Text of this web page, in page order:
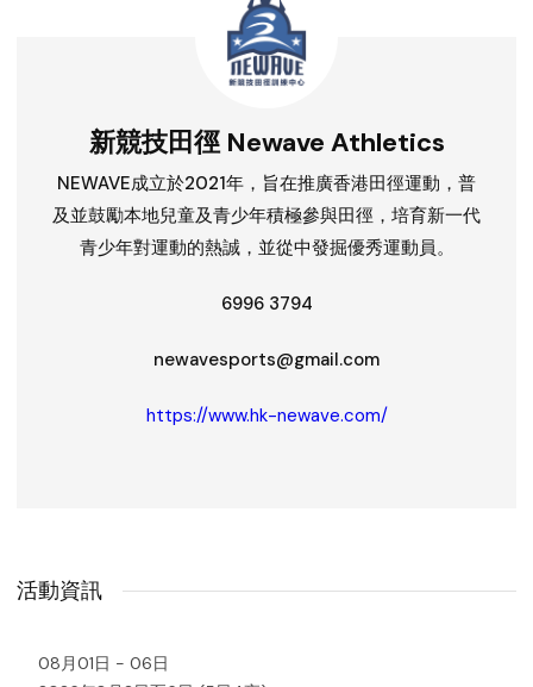
新競技田徑 Newave Athletics
NEWAVE成立於2021年，旨在推廣香港田徑運動，普
及並鼓勵本地兒童及青少年積極參與田徑，培育新一代
青少年對運動的熱誠，並從中發掘優秀運動員。
6996 3794
newavesports@gmail.com
https://www.hk-newave.com/
活動資訊
08月01日 - 06日